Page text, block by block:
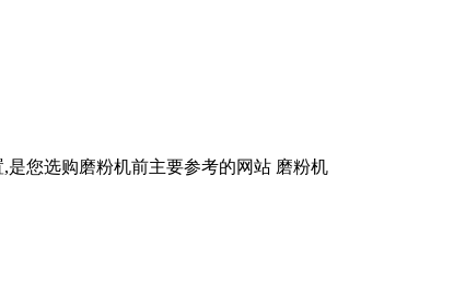
您选购磨粉机前主要参考的网站 磨粉机